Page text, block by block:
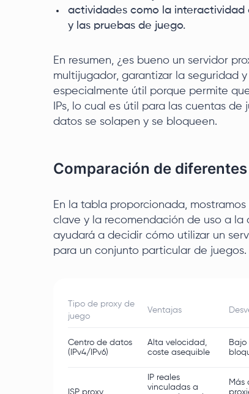
actividades como la interactividad
y las pruebas de juego.
En resumen, ¿es bueno un servidor
multijugador, garantizar la seguridad
especialmente útil porque permite
IPs, lo cual es útil para las cuentas
datos se solapen y se bloqueen.
Comparación de
En la tabla proporcionada,
clave y la recomendación de uso a la
ayudará a decidir cómo utilizar un
para un conjunto particular de juegos.
Tipo de proxy de
juego
Ventajas
Centro de datos
(IPv4/IPv6)
Alta velocidad,
coste asequible
ISP proxy
IP reales
vinculadas a
Más